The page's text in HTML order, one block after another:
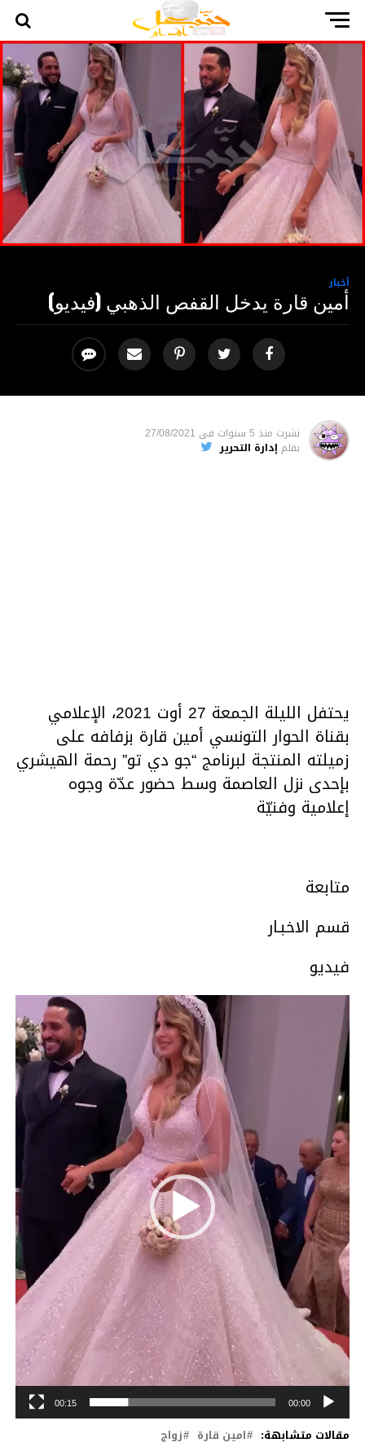
أخبار
أمين قارة يدخل القفص الذهبي (فيديو)
نشرت منذ 5 سنوات فى 27/08/2021
بقلم إدارة التحرير
يحتفل الليلة الجمعة 27 أوت 2021، الإعلامي
بقناة الحوار التونسي أمين قارة بزفافه على
زميلته المنتجة لبرنامج “جو دي تو” رحمة الهيشري
بإحدى نزل العاصمة وسط حضور عدّة وجوه
إعلامية وفنيّة
متابعة
قسم الاخبـار
فيديو
مشغل
الفيديو
00:00
00:15
مقالات متشابهة: امين قارة زواج